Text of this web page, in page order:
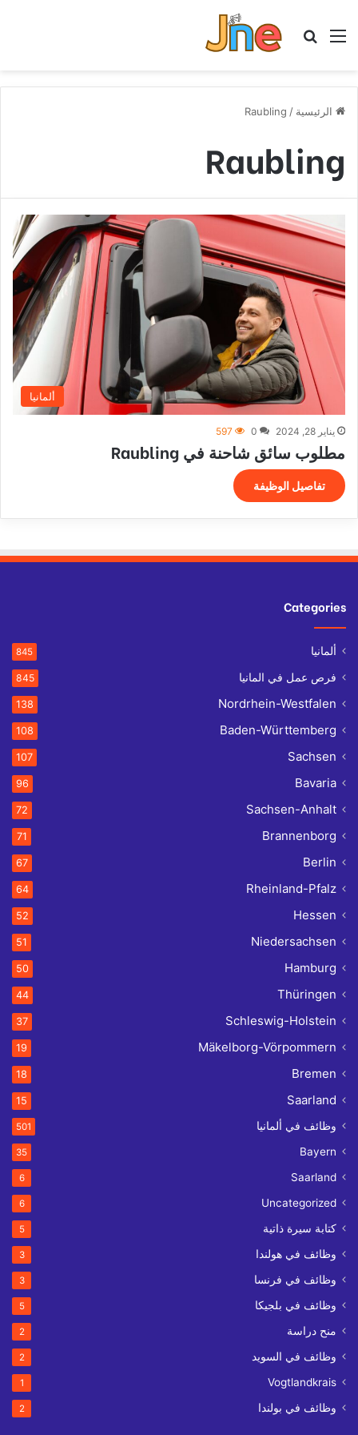
القائمة بحث عن
الرئيسية /
Raubling
Raubling
ألمانيا
يناير 28, 2024 0
597
مطلوب سائق شاحنة في Raubling
تفاصيل الوظيفة
Categories
ألمانيا 845
فرص عمل في المانيا 845
Nordrhein-Westfalen
138
Baden-Württemberg
108
Sachsen
107
Bavaria
96
Sachsen-Anhalt
72
Brannenborg
71
Berlin
67
Rheinland-Pfalz
64
Hessen
52
Niedersachsen
51
Hamburg
50
Thüringen
44
Schleswig-Holstein
37
Mäkelborg-Vörpommern
19
Bremen
18
Saarland
15
وظائف في ألمانيا 501
Bayern
35
Saarland
6
Uncategorized
6
كتابة سيرة ذاتية 5
وظائف في هولندا 3
وظائف في فرنسا 3
وظائف في بلجيكا 5
منح دراسة 2
وظائف في السويد 2
Vogtlandkrais
1
وظائف في بولندا 2